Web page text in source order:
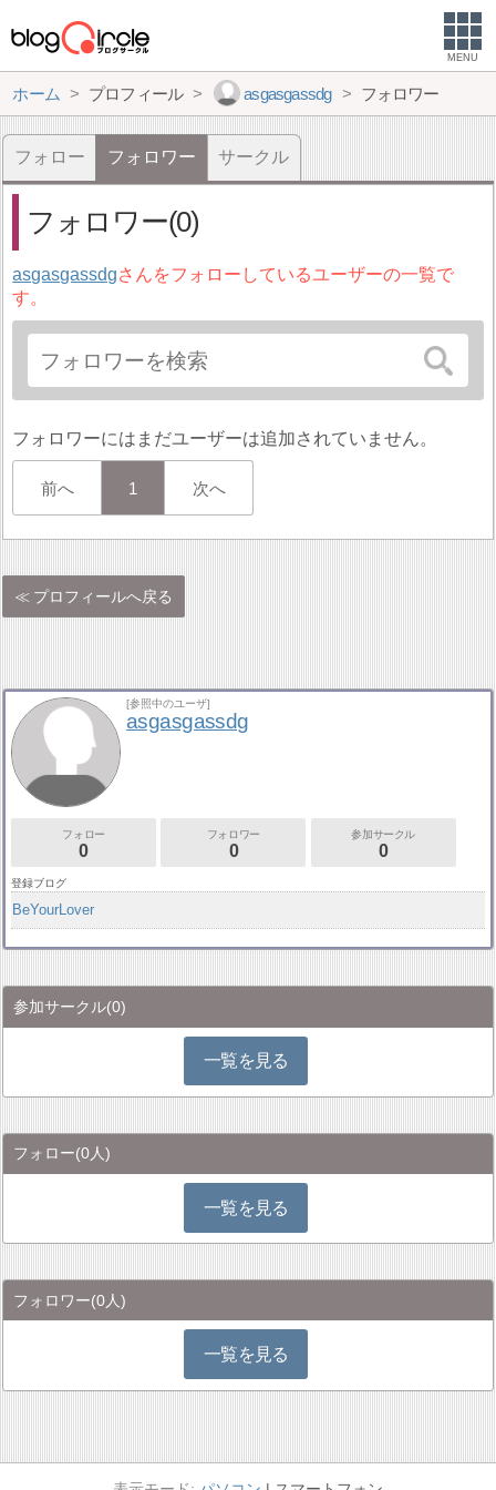
MENU
ホーム プロフィール asgasgassdg フォロワー
フォロー フォロワー サークル
フォロワー(0)
asgasgassdgさんをフォローしているユーザーの一覧で
す。
フォロワーにはまだユーザーは追加されていません。
前へ 1 次へ
プロフィールへ戻る
[参照中のユーザ]
asgasgassdg
フォロー
0
フォロワー
0
参加サークル
0
登録ブログ
BeYourLover
参加サークル(0)
一覧を見る
フォロー(0人)
一覧を見る
フォロワー(0人)
一覧を見る